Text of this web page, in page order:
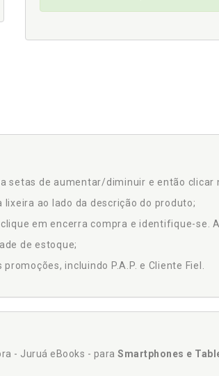
setas de aumentar/diminuir e então
ao lado da descrição do produto;
em encerra compra e identifique-se.
de estoque;
incluindo P.A.P. e Cliente Fiel.
- Juruá eBooks - para Smartphones e